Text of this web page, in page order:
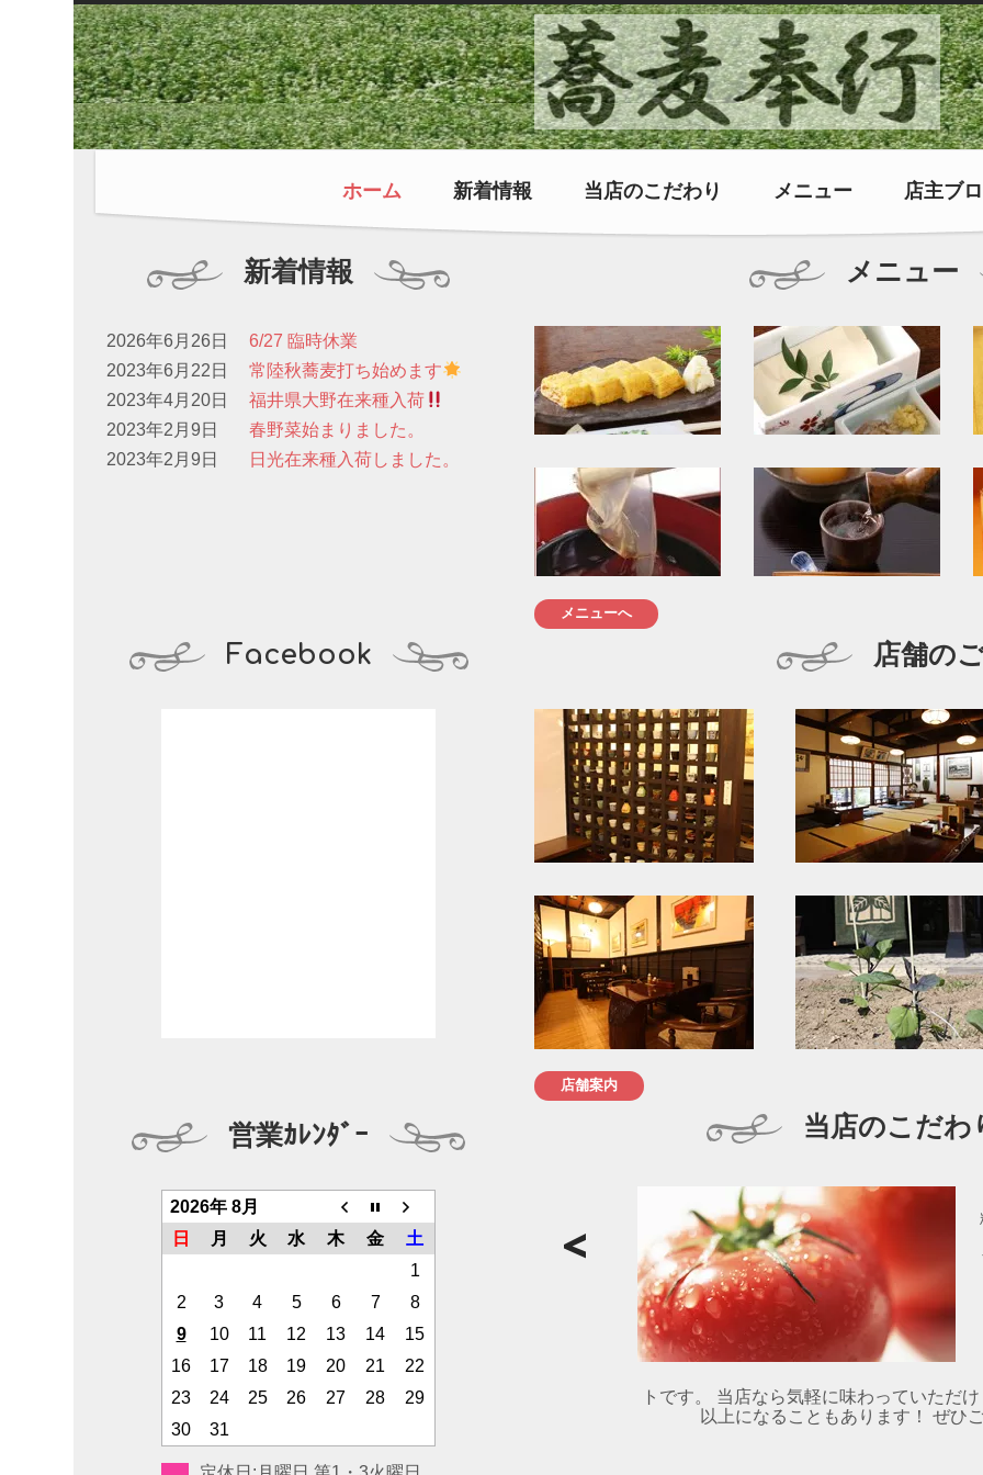
ホーム 新着情報 当店のこだわり メニュー 店主ブ
新着情報
2026年6月26日
6/27 臨時休業
2023年6月22日
常陸秋蕎麦打ち始めます
2023年4月20日
福井県大野在来種入荷
2023年2月9日
春野菜始まりました。
2023年2月9日
日光在来種入荷しました。
メニュー
メニューへ
Facebook
営業ｶﾚﾝﾀﾞｰ
2026年 8月
日
月 火 水 木 金
土
1
2
3 4 5 6 7
8
9
10 11 12 13 14
15
16
17 18 19 20 21
22
23
24 25 26 27 28
29
30
31
店舗の
店舗案内
当店のこだわ
トです。 当店なら気軽に味わっていただ
以上になることもあります！ ぜひ